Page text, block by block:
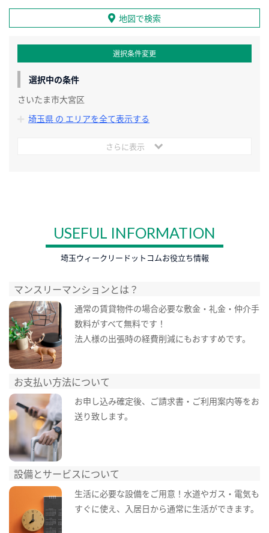
地図で検索
選択条件変更
選択中の条件
さいたま市大宮区
埼玉県 の エリアを全て表示する
さらに表示
USEFUL INFORMATION
埼玉ウィークリードットコムお役立ち情報
マンスリーマンションとは？
通常の賃貸物件の場合必要な敷金・礼金・仲介手
数料がすべて無料です！
法人様の出張時の経費削減にもおすすめです。
お支払い方法について
お申し込み確定後、ご請求書・ご利用案内等をお
送り致します。
設備とサービスについて
生活に必要な設備をご用意！水道やガス・電気も
すぐに使え、入居日から通常に生活ができます。